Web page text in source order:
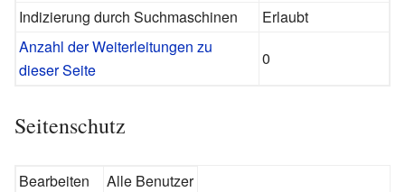
Indizierung durch Suchmaschinen
Erlaubt
Anzahl der Weiterleitungen zu
dieser Seite
0
Seitenschutz
Bearbeiten
Alle Benutzer